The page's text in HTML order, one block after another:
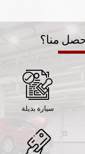
منا؟
سيارة بديلة